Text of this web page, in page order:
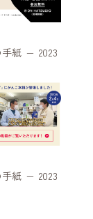
紙 − 2023
紙 − 2023